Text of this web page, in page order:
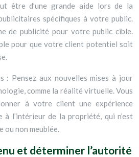
être d’une grande aide lors de la
spécifiques à votre public.
de publicité pour votre public cible.
pour que votre client potentiel soit
: Pensez aux nouvelles mises à jour
comme la réalité virtuelle. Vous
à votre client une expérience
à l’intérieur de la propriété, qui n’est
ou non meublée.
et déterminer l’autorité